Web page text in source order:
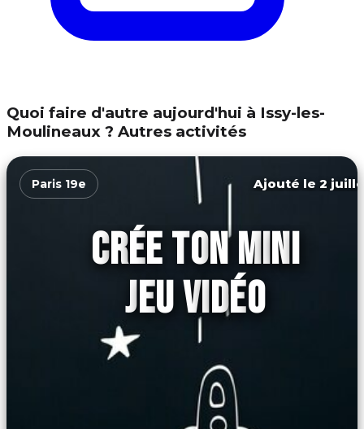
Quoi faire d'autre aujourd'hui à Issy-les-
Moulineaux ? Autres activités
Paris 19e Ajouté le 2
CRÉE TON MINI
JEU VIDÉO